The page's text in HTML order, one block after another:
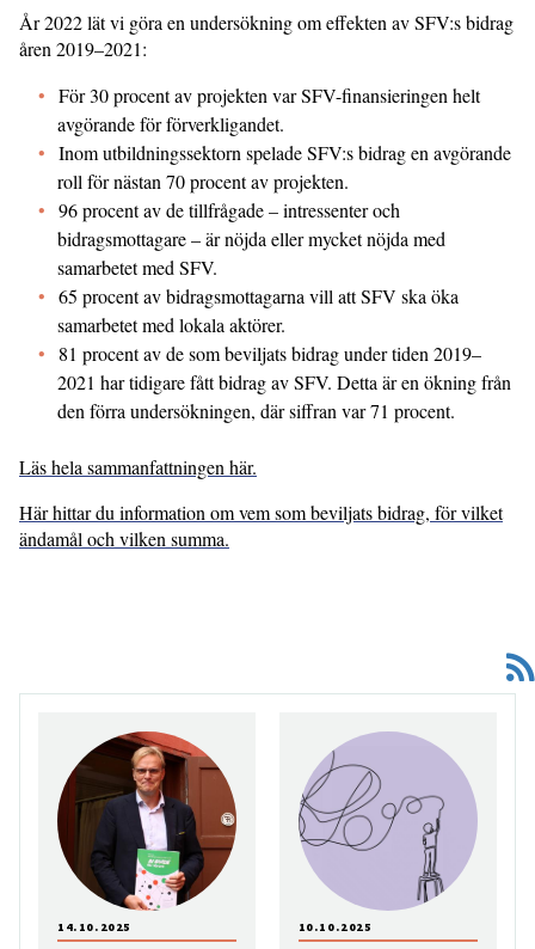
År 2022 lät vi göra en undersökning om effekten av SFV:s bidrag
åren 2019–2021:
För 30 procent av projekten var SFV-finansieringen helt
avgörande för förverkligandet.
Inom utbildningssektorn spelade SFV:s bidrag en avgörande
roll för nästan 70 procent av projekten.
96 procent av de tillfrågade – intressenter och
bidragsmottagare – är nöjda eller mycket nöjda med
samarbetet med SFV.
65 procent av bidragsmottagarna vill att SFV ska öka
samarbetet med lokala aktörer.
81 procent av de som beviljats bidrag under tiden 2019–
2021 har tidigare fått bidrag av SFV. Detta är en ökning från
den förra undersökningen, där siffran var 71 procent.
Läs hela sammanfattningen här.
Här hittar du information om vem som beviljats bidrag, för vilket
ändamål och vilken summa.
14.10.2025 10.10.2025